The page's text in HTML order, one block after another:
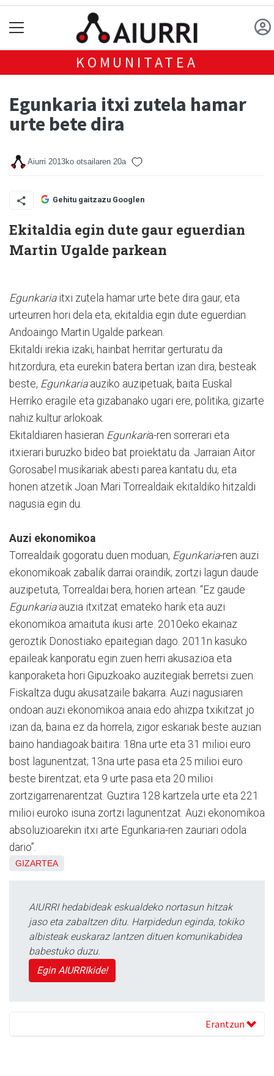
KOMUNITATEA
Egunkaria itxi zutela hamar
urte bete dira
Aiurri 2013ko otsailaren 20a
Gehitu gaitzazu Googlen
Ekitaldia egin dute gaur eguerdian
Martin Ugalde parkean
Egunkariaitxi zutela hamar urte bete dira gaur, eta
urteurren hori dela eta, ekitaldia egin dute eguerdian
Andoaingo Martin Ugalde parkean.
Ekitaldi irekia izaki, hainbat herritar gerturatu da
hitzordura, eta eurekin batera bertan izan dira, besteak
beste, Egunkariaauziko auzipetuak, baita Euskal
Herriko eragile eta gizabanako ugari ere, politika, gizarte
nahiz kultur arlokoak.
Ekitaldiaren hasieran Egunkaria-ren sorrerari eta
itxierari buruzko bideo bat proiektatu da. Jarraian Aitor
Gorosabel musikariak abesti parea kantatu du, eta
honen atzetik Joan Mari Torrealdaik ekitaldiko hitzaldi
nagusia egin du.
Auzi ekonomikoa
Torrealdaik gogoratu duen moduan, Egunkaria-ren auzi
ekonomikoak zabalik darrai oraindik; zortzi lagun daude
auzipetuta, Torrealdai bera, horien artean. “Ez gaude
Egunkariaauzia itxitzat emateko harik eta auzi
ekonomikoa amaituta ikusi arte. 2010eko ekainaz
geroztik Donostiako epaitegian dago. 2011n kasuko
epaileak kanporatu egin zuen herri akusazioa eta
kanporaketa hori Gipuzkoako auzitegiak berretsi zuen.
Fiskaltza dugu akusatzaile bakarra. Auzi nagusiaren
ondoan auzi ekonomikoa anaia edo ahizpa txikitzat jo
izan da, baina ez da horrela, zigor eskariak beste auzian
baino handiagoak baitira: 18na urte eta 31 milioi euro
bost lagunentzat; 13na urte pasa eta 25 milioi euro
beste birentzat; eta 9 urte pasa eta 20 milioi
zortzigarrenarentzat. Guztira 128 kartzela urte eta 221
milioi euroko isuna zortzi lagunentzat. Auzi ekonomikoa
absoluzioarekin itxi arte Egunkaria-ren zauriari odola
dario”.
GIZARTEA
AIURRI hedabideak eskualdeko nortasun hitzak
jaso eta zabaltzen ditu. Harpidedun eginda, tokiko
albisteak euskaraz lantzen dituen komunikabidea
babestuko duzu.
Egin AIURRIkide!
Erantzun